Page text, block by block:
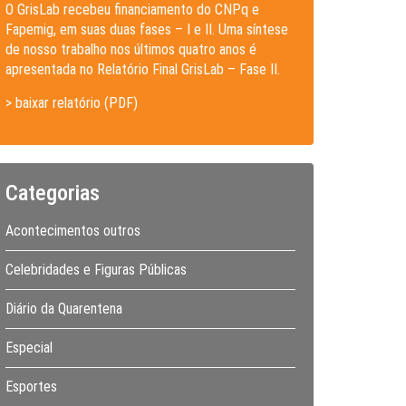
O GrisLab recebeu financiamento do CNPq e
Fapemig, em suas duas fases – I e II. Uma síntese
de nosso trabalho nos últimos quatro anos é
apresentada no Relatório Final GrisLab – Fase II.
> baixar relatório (PDF)
Categorias
Acontecimentos outros
Celebridades e Figuras Públicas
Diário da Quarentena
Especial
Esportes